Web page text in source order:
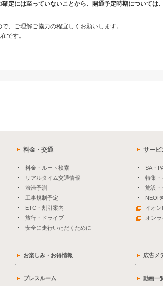
確定には至っていないことから、開通予定時期については
、ご理解ご協力の程宜しくお願いします。
です。
料金・交通
料金・ルート検索
リアルタイム交通情報
渋滞予測
工事規制予定
ETC・割引案内
旅行・ドライブ
安全に走行いただくために
サービ
SA・
特集・
施設・
イオ
オン
お楽しみ・お得情報 広告メ
プレスルーム 動画一